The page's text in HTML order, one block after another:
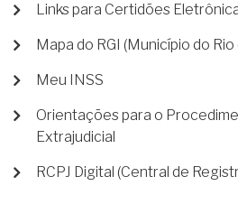
Links para Certidões
Mapa do RGI (Município do
Meu INSS
Orientações para o
Extrajudicial
RCPJ Digital (Central de